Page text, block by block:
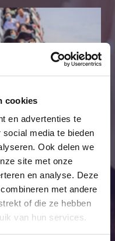
cookies
en advertenties te
media te bieden
Ook delen we
site met onze
en analyse. Deze
met andere
of die ze hebben
van hun services.